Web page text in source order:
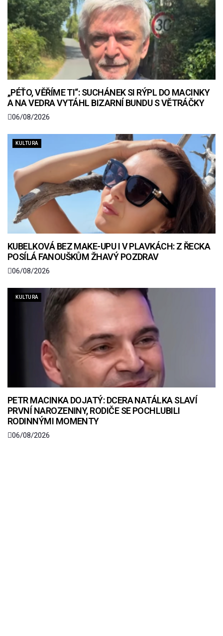
„PÉŤO, VĚŘÍME TI“: SUCHÁNEK SI RÝPL DO MACINKY
A NA VEDRA VYTÁHL BIZARNÍ BUNDU S VĚTRÁČKY
06/08/2026
KULTURA
KUBELKOVÁ BEZ MAKE-UPU I V PLAVKÁCH: Z ŘECKA
POSÍLÁ FANOUŠKŮM ŽHAVÝ POZDRAV
06/08/2026
KULTURA
PETR MACINKA DOJATÝ: DCERA NATÁLKA SLAVÍ
PRVNÍ NAROZENINY, RODIČE SE POCHLUBILI
RODINNÝMI MOMENTY
06/08/2026